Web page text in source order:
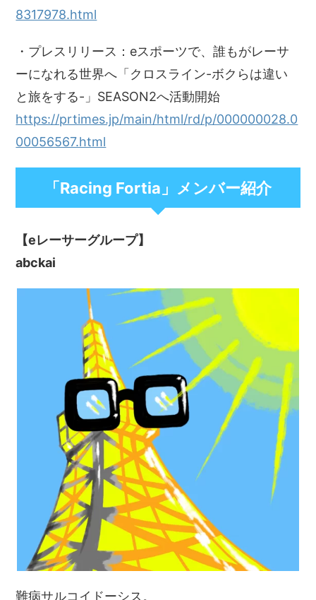
8317978.html
・プレスリリース：eスポーツで、誰もがレーサ
ーになれる世界へ「クロスライン-ボクらは違い
と旅をする-」SEASON2へ活動開始
https://prtimes.jp/main/html/rd/p/000000028.0
00056567.html
「Racing Fortia」メンバー紹介
【eレーサーグループ】
abckai
難病サルコイドーシス。